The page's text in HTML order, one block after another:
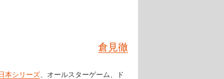
倉見徹
本シリーズ 、オールスターゲーム、ド